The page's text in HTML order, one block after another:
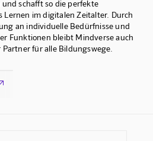
schafft so die perfekte
Lernen im digitalen Zeitalter. Durch
an individuelle Bedürfnisse und
Funktionen bleibt Mindverse auch
für alle Bildungswege.